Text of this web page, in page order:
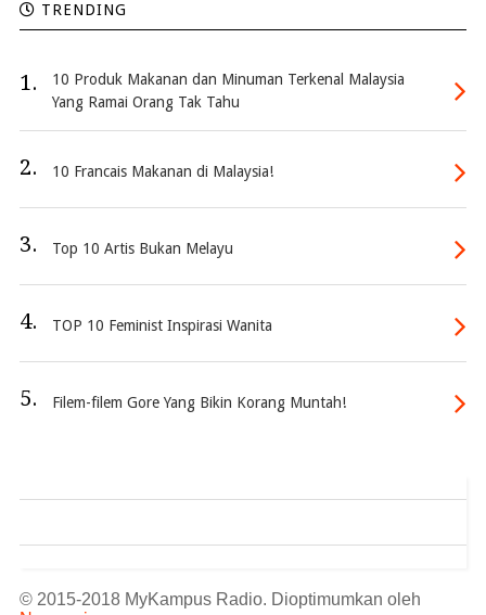
TRENDING
1.
10 Produk Makanan dan Minuman Terkenal Malaysia
Yang Ramai Orang Tak Tahu
2. 10 Francais Makanan di Malaysia!
3. Top 10 Artis Bukan Melayu
4. TOP 10 Feminist Inspirasi Wanita
5. Filem-filem Gore Yang Bikin Korang Muntah!
© 2015-2018 MyKampus Radio. Dioptimumkan oleh